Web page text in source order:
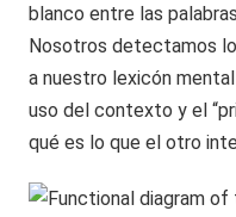
blanco entre las
Nosotros detectamos
a nuestro lexicón
uso del contexto y el
qué es lo que el otro